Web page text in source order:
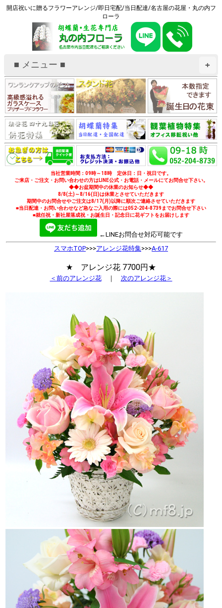
開店祝いに贈るフラワーアレンジ/即日宅配/当日配達/名古屋の花屋・丸の内フ
ローラ
+
■ メニュー ■
当社営業時間：09時～18時 定休日：日・祝日です。
ご来店・ご注文・お問い合わせの方はLINE公式・お電話・メールにてお問合せ下さい。
◆◆お盆期間中の休業のお知らせ◆◆
8/8(土)～8/16(日)は休業とさせていただきます
期間中のお問合せやご注文は8/17(月)以降に順次ご連絡させていただきます
■当日配達・お問い合わせなど急なご入用の際には052-204-8739までお問合せ下さい
■就任祝・新社屋落成祝・お誕生日・記念日に花ギフトをお届けします
←LINEお問合せ対応可能です
スマホTOP>>>アレンジ花特集>>>A-617
★ アレンジ花 7700円★
＜前のアレンジ花｜ 次のアレンジ花＞